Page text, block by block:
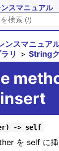
スマニュアル
ンスマニュア
リ
String
-> self
を self に挿